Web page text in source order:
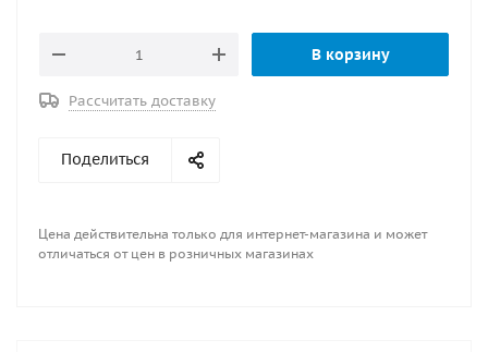
В корзину
Рассчитать доставку
Поделиться
Цена действительна только для интернет-магазина и может
отличаться от цен в розничных магазинах